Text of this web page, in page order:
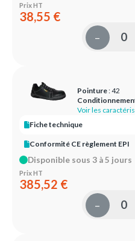
Prix HT
38,55 €
–
Pointure: 42
Voir les
Fiche technique
Conformité CE règlement EPI
Disponible sous 3 à 5 jours
Prix HT
385,52 €
–